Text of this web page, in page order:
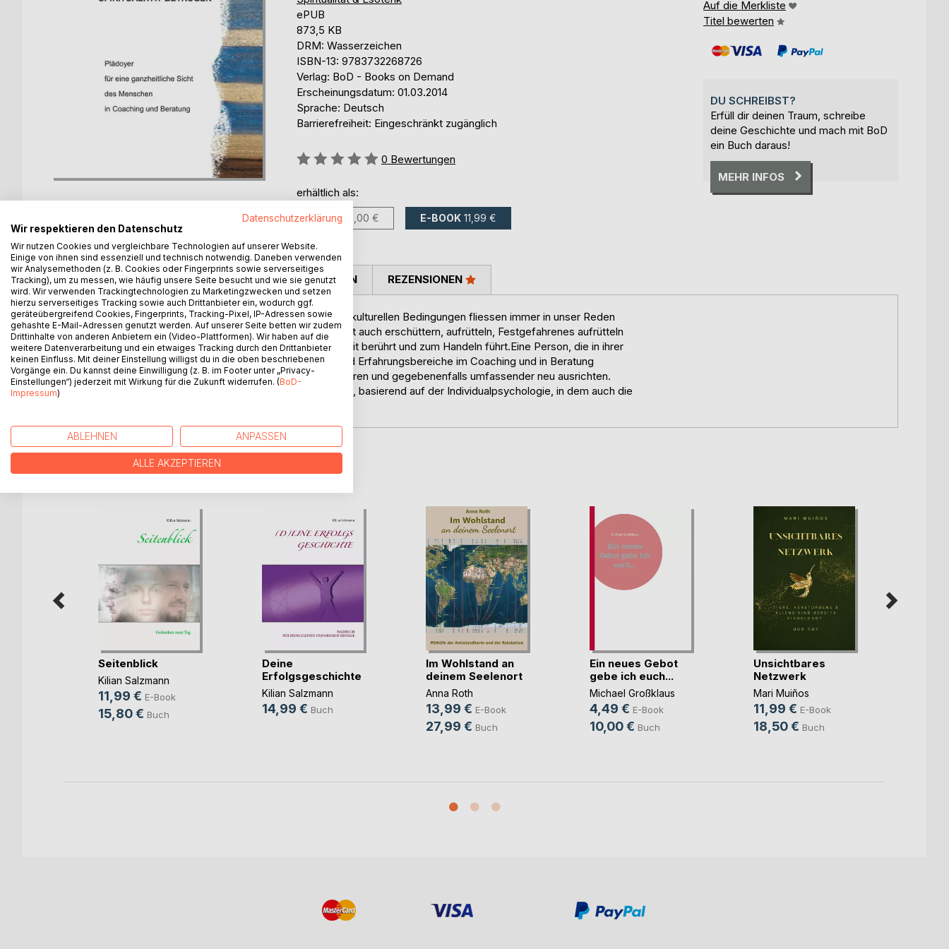
ePUB
873,5 KB
DRM: Wasserzeichen
ISBN-13: 9783732268726
Verlag: BoD - Books on Demand
Erscheinungsdatum: 01.03.2014
Sprache: Deutsch
Barrierefreiheit: Eingeschränkt zugänglich
Bewertung::
0 Bewertungen
erhältlich als:
BUCH 16,00 € E-BOOK 11,99 €
Auf die Merkliste
Titel bewerten
DU SCHREIBST?
Erfüll dir deinen Traum, schreibe
deine Geschichte und mach mit BoD
ein Buch daraus!
MEHR INFOS
BESCHREIBUNG
Unser Menschenbild, unsere Werte, Interessen und soziokulturellen Bedingungen fliessen immer in unser Reden
über Spiritualität mit ein. Umgekehrt darf wahre Spiritualität auch erschüttern, aufrütteln, Festgefahrenes aufrütteln
und in Frage stellen, weil sie zutiefst die Lebenswirklichkeit berührt und zum Handeln führt.Eine Person, die in ihrer
Integrität wahrgenommen wird und sämtliche Lebens- und Erfahrungsbereiche im Coaching und in Beratung
ansprechen darf, wird sein Handeln umfassender reflektieren und gegebenenfalls umfassender neu ausrichten.
Dabei baut Salzmann auf ein ganzheitliches Menschenbild, basierend auf der Individualpsychologie, in dem auch die
AUTOR/IN PRESSESTIMMEN REZENSIONEN
WEITERE TITEL BEIBoD
Seitenblick
Kilian Salzmann
11,99 € E-Book
15,80 € Buch
Deine
Erfolgsgeschichte
Kilian Salzmann
14,99 € Buch
Im Wohlstand an
deinem Seelenort
Anna Roth
13,99 € E-Book
27,99 € Buch
Ein neues Gebot
gebe ich euch...
Michael Großklaus
4,49 € E-Book
10,00 € Buch
Unsichtbares
Netzwerk
Mari Muiños
11,99 € E-Book
18,50 € Buch
Datenschutzerklärung
Wir respektieren den Datenschutz
Wir nutzen Cookies und vergleichbare Technologien auf unserer Website.
Einige von ihnen sind essenziell und technisch notwendig. Daneben verwenden
wir Analysemethoden (z. B. Cookies oder Fingerprints sowie serverseitiges
Tracking), um zu messen, wie häufig unsere Seite besucht und wie sie genutzt
wird. Wir verwenden Trackingtechnologien zu Marketingzwecken und setzen
hierzu serverseitiges Tracking sowie auch Drittanbieter ein, wodurch ggf.
geräteübergreifend Cookies, Fingerprints, Tracking-Pixel, IP-Adressen sowie
gehashte E-Mail-Adressen genutzt werden. Auf unserer Seite betten wir zudem
Drittinhalte von anderen Anbietern ein (Video-Plattformen). Wir haben auf die
weitere Datenverarbeitung und ein etwaiges Tracking durch den Drittanbieter
keinen Einfluss. Mit deiner Einstellung willigst du in die oben beschriebenen
Vorgänge ein. Du kannst deine Einwilligung (z. B. im Footer unter „Privacy-
Einstellungen“) jederzeit mit Wirkung für die Zukunft widerrufen. (BoD-
Impressum)
ABLEHNEN ANPASSEN
ALLE AKZEPTIEREN